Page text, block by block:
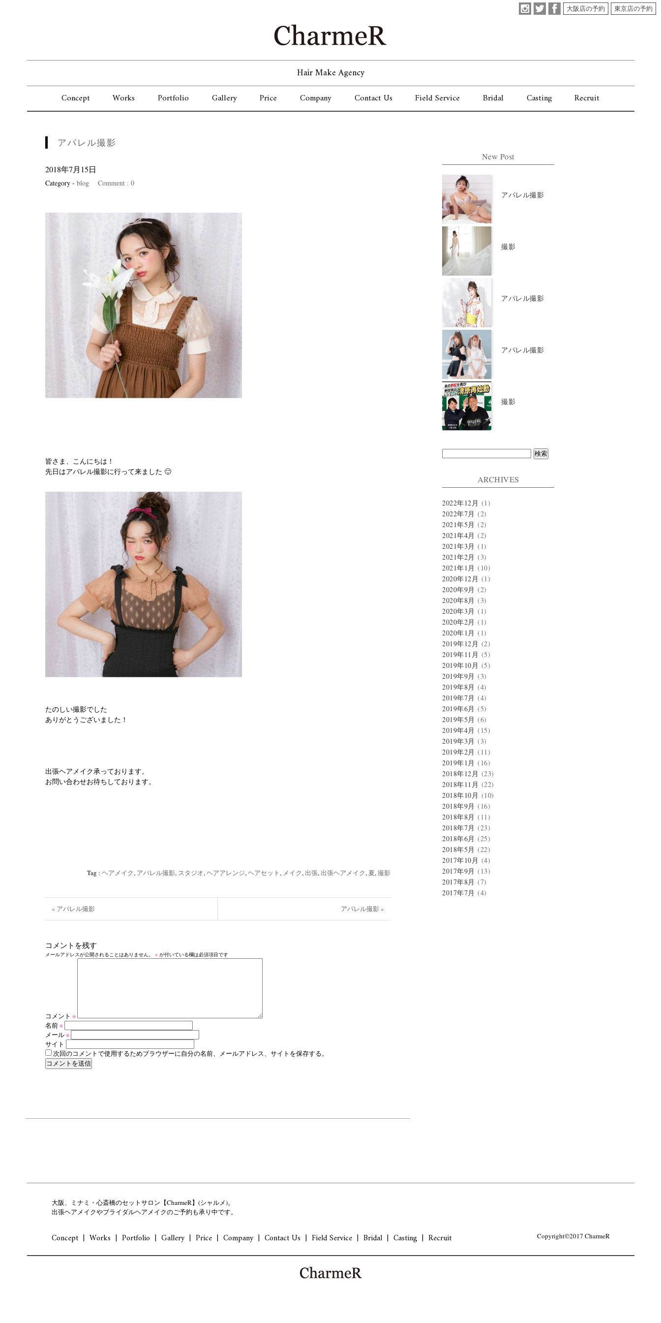
大阪店の予約 東京店の予約
Hair Make Agency
Concept Works Portfolio Gallery Price Company Contact Us Field Service Bridal Casting Recruit
アパレル撮影
2018年7月15日
Category - blog Comment : 0
皆さま、こんにちは！
先日はアパレル撮影に行って来ました 🙂
たのしい撮影でした
ありがとうございました！
出張ヘアメイク承っております。
お問い合わせお待ちしております。
Tag : ‪ヘアメイク, アパレル撮影, スタジオ‬,ヘアアレンジ,ヘアセット, メイク, 出張, 出張ヘアメイク, 夏,撮影
« アパレル撮影 アパレル撮影 »
コメントを残す
メールアドレスが公開されることはありません。 ※ が付いている欄は必須項目です
コメント ※
名前※
メール※
サイト
次回のコメントで使用するためブラウザーに自分の名前、メールアドレス、サイトを保存する。
New Post
アパレル撮影
撮影
アパレル撮影
アパレル撮影
撮影
検
ARCHIVES
2022年12月 (1)
2022年7月 (2)
2021年5月 (2)
2021年4月 (2)
2021年3月 (1)
2021年2月 (3)
2021年1月 (10)
2020年12月 (1)
2020年9月 (2)
2020年8月 (3)
2020年3月 (1)
2020年2月 (1)
2020年1月 (1)
2019年12月 (2)
2019年11月 (5)
2019年10月 (5)
2019年9月 (3)
2019年8月 (4)
2019年7月 (4)
2019年6月 (5)
2019年5月 (6)
2019年4月 (15)
2019年3月 (3)
2019年2月 (11)
2019年1月 (16)
2018年12月 (23)
2018年11月 (22)
2018年10月 (10)
2018年9月 (16)
2018年8月 (11)
2018年7月 (23)
2018年6月 (25)
2018年5月 (22)
2017年10月 (4)
2017年9月 (13)
2017年8月 (7)
2017年7月 (4)
大阪、ミナミ・心斎橋のセットサロン【CharmeR】(シャルメ)。
出張ヘアメイクやブライダルヘアメイクのご予約も承り中です。
Concept Works Portfolio Gallery Price Company Contact Us Field Service Bridal Casting Recruit Copyright©2017 CharmeR